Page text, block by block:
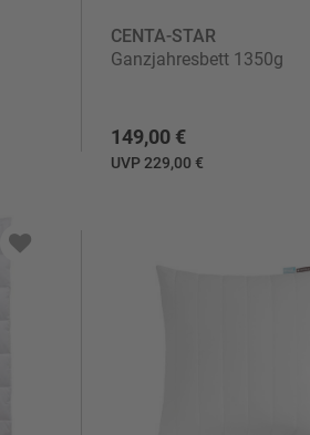
CENTA-STAR
Ganzjahresbett 1350g
149,00 €
UVP 229,00 €